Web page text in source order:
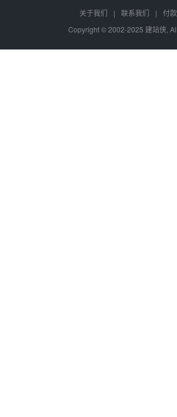
关于我们 | 联系我们 |
付
Copyright © 2002-2025 建站侠,